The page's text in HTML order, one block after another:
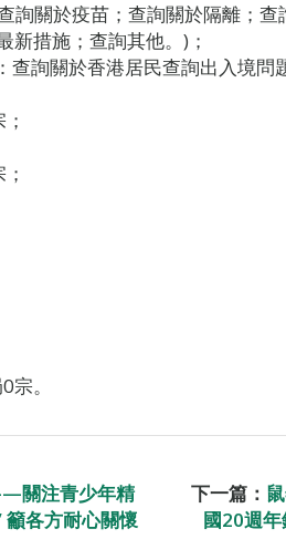
詢關於疫苗；查詢關於隔離；
新措施；查詢其他。)；
查詢關於香港居民查詢出入境問
。
關注青少年精
籲各方耐心關懷
下一篇：
國20週